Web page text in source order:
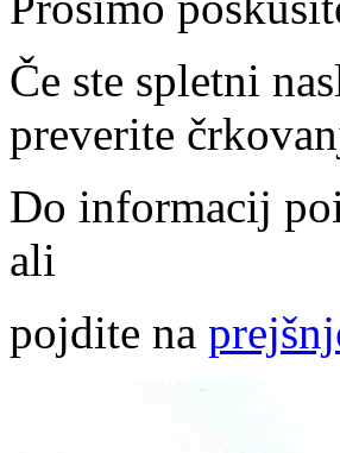
Če ste spletni
preverite
Do informacij
ali
pojdite na